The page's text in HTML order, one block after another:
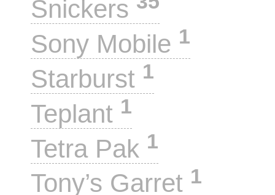
Snickers
Sony Mobile 1
Starburst 1
Teplant 1
Tetra Pak 1
Tony’s Garret 1